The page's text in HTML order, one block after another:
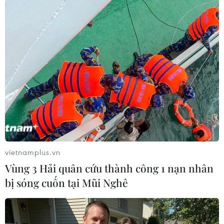
Theo dõi VietnamPlus
TIN CÙNG CHUYÊN MỤC
Chuyên gia Australia: Quan hệ Việt
Nam-Australia có độ tin cậy chính trị
cao
08/08/2026 05:27
Đưa quan hệ Việt Nam-Australia phát
triển sâu sắc, thực chất, hiệu quả
hơn
vietnamplus.vn
Vùng 3 Hải quân cứu thành công 1 nạn nhân
bị sóng cuốn tại Mũi Nghê